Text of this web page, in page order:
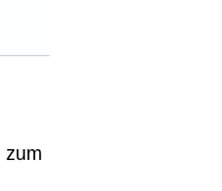
zum